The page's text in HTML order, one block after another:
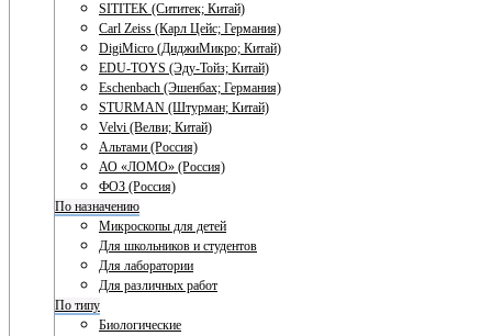
SITITEK (Сититек; Китай)
Carl Zeiss (Карл Цейс; Германия)
DigiMicro (ДиджиМикро; Китай)
EDU-TOYS (Эду-Тойз; Китай)
Eschenbach (Эшенбах; Германия)
STURMAN (Штурман; Китай)
Velvi (Велви; Китай)
Альтами (Россия)
АО «ЛОМО» (Россия)
ФОЗ (Россия)
По назначению
Микроскопы для детей
Для школьников и студентов
Для лаборатории
Для различных работ
По типу
Биологические